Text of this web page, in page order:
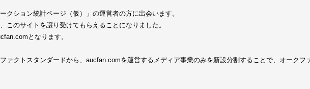
クション統計ページ（仮）」の運営者の方に出会います。
このサイトを譲り受けてもらえることになりました。
となります。
ァクトスタンダードから、aucfan.comを運営するメディア事業のみを新設分割することで、オークフ